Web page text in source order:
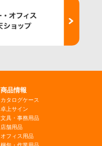
商品情報
カタログケース
卓上サイン
文具・事務用品
店舗用品
オフィス用品